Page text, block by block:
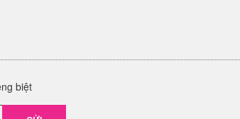
biệt